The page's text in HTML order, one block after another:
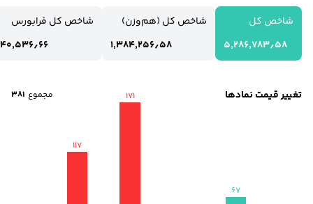
شاخص کل
۵٬۲۸۶٬۷۸۳٫۵۸
شاخص کل (هم‌وزن)
۱٬۳۸۴٬۲۵۶٫۵۸
شاخص کل فرابورس
۴۰٬۵۳۶٫۶۶
تغییر قیمت نمادها مجموع ۳۸۱
67
171
117